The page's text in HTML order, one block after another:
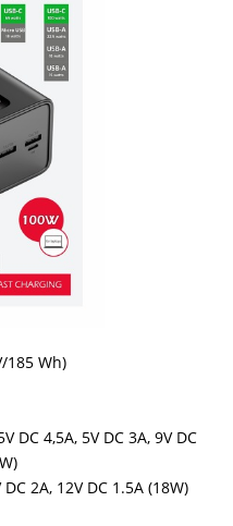
185 Wh)
DC 4,5A, 5V DC 3A, 9V DC
2A, 12V DC 1.5A (18W)